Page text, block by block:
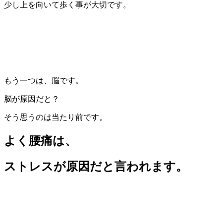
少し上を向いて歩く事が大切です。
もう一つは、脳です。
脳が原因だと？
そう思うのは当たり前です。
よく腰痛は、
ストレスが原因だと言われます。